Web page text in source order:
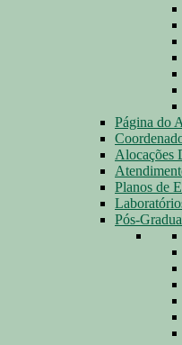
Página do
Alocações
Planos de
Pós-